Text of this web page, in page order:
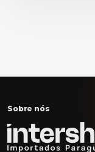
Sobre nós